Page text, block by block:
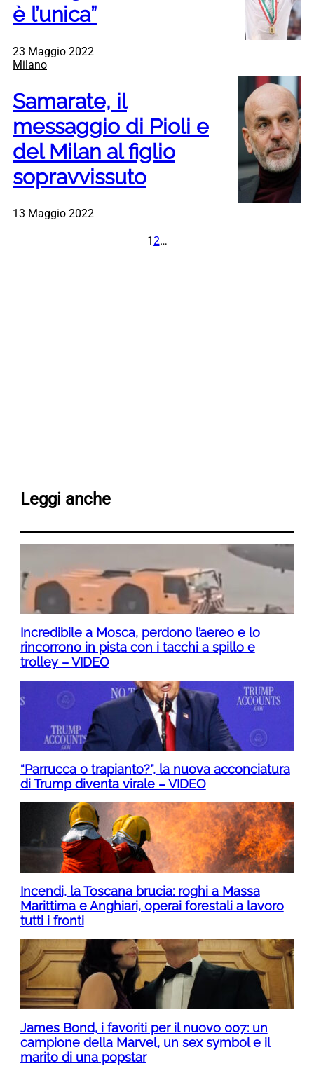
è l’unica”
23 Maggio 2022
Milano
Samarate, il
messaggio di Pioli e
del Milan al figlio
sopravvissuto
13 Maggio 2022
1 2…
Leggi anche
Incredibile a Mosca, perdono l’aereo e lo
rincorrono in pista con i tacchi a spillo e
trolley – VIDEO
“Parrucca o trapianto?”, la nuova acconciatura
di Trump diventa virale – VIDEO
Incendi, la Toscana brucia: roghi a Massa
Marittima e Anghiari, operai forestali a lavoro
tutti i fronti
James Bond, i favoriti per il nuovo 007: un
campione della Marvel, un sex symbol e il
marito di una popstar